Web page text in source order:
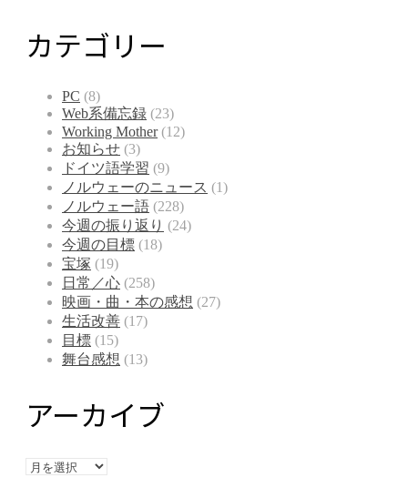
カテゴリー
PC (8)
Web系備忘録 (23)
Working Mother(12)
お知らせ (3)
ドイツ語学習 (9)
ノルウェーのニュース (1)
ノルウェー語 (228)
今週の振り返り (24)
今週の目標 (18)
宝塚 (19)
日常／心 (258)
映画・曲・本の感想 (27)
生活改善 (17)
目標 (15)
舞台感想 (13)
アーカイブ
ア